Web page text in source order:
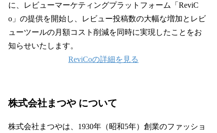
に、レビューマーケティングプラットフォーム「ReviC
o」の提供を開始し、レビュー投稿数の大幅な増加とレビ
ューツールの月額コスト削減を同時に実現したことをお
知らせいたします。
ReviCoの詳細を見る
株式会社まつや について
株式会社まつやは、1930年（昭和5年）創業のファッショ